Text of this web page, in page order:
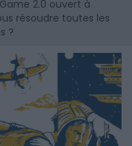
2.0 ouvert à
résoudre toutes les
?